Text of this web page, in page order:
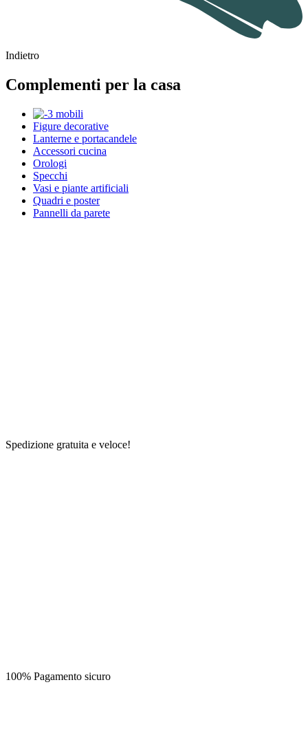
Indietro
Complementi per la casa
Figure decorative
Lanterne e portacandele
Accessori cucina
Orologi
Specchi
Vasi e piante artificiali
Quadri e poster
Pannelli da parete
Spedizione gratuita e veloce!
100% Pagamento sicuro